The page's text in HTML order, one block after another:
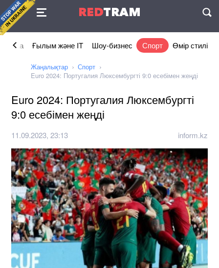
REDTRAM
Келісімі
Ғылым және IT Шоу-бизнес Спорт Өмір стилі
Жаңалықтар
Спорт
Euro 2024: Португалия Люксембургті 9:0 есебімен жеңді
Euro 2024: Португалия Люксембургті
9:0 есебімен жеңді
11.09.2023, 23:13 inform.kz